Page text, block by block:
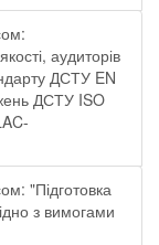
аудиторів
ДСТУ EN
ДСТУ ISO
"Підготовка
з вимогами